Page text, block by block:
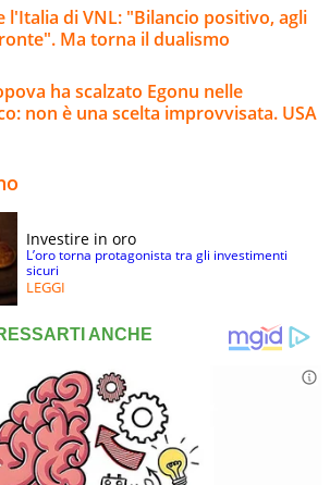
l'Italia di VNL: "Bilancio positivo, agli
Ma torna il dualismo
ha scalzato Egonu nelle
non è una scelta improvvisata. USA
Investire in oro
L’oro torna protagonista tra gli investimenti
sicuri
LEGGI